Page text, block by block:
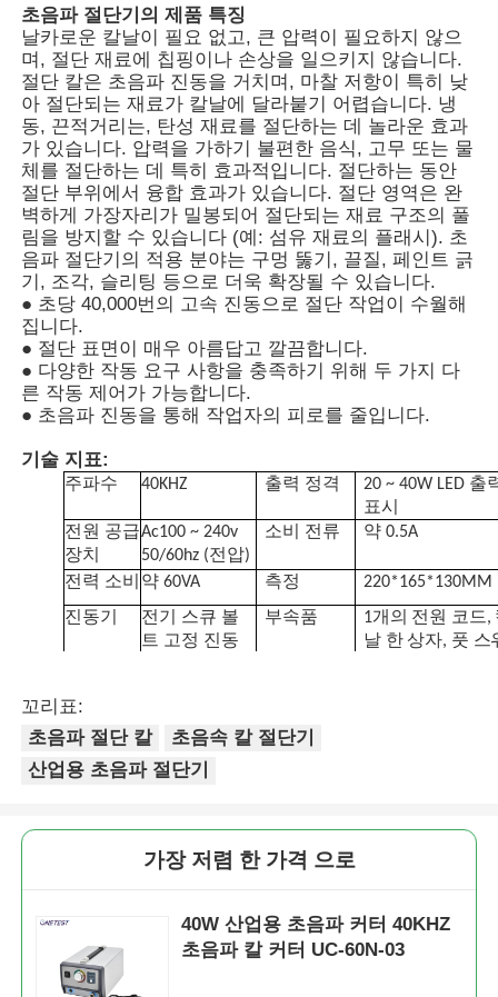
홈
제품 소개
동영상
회사 소개
공장 투어
품질 관리
연락처
사례 보기
견적 요청
초음파 절단기의 제품 특징
날카로운 칼날이 필요 없고, 큰 압력이 필요하지 않으
며, 절단 재료에 칩핑이나 손상을 일으키지 않습니다.
절단 칼은 초음파 진동을 거치며, 마찰 저항이 특히 낮
아 절단되는 재료가 칼날에 달라붙기 어렵습니다. 냉
동, 끈적거리는, 탄성 재료를 절단하는 데 놀라운 효과
가 있습니다. 압력을 가하기 불편한 음식, 고무 또는 물
체를 절단하는 데 특히 효과적입니다. 절단하는 동안
절단 부위에서 융합 효과가 있습니다. 절단 영역은 완
벽하게 가장자리가 밀봉되어 절단되는 재료 구조의 풀
림을 방지할 수 있습니다 (예: 섬유 재료의 플래시). 초
음파 절단기의 적용 분야는 구멍 뚫기, 끌질, 페인트 긁
기, 조각, 슬리팅 등으로 더욱 확장될 수 있습니다.
● 초당 40,000번의 고속 진동으로 절단 작업이 수월해
집니다.
● 절단 표면이 매우 아름답고 깔끔합니다.
● 다양한 작동 요구 사항을 충족하기 위해 두 가지 다
른 작동 제어가 가능합니다.
● 초음파 진동을 통해 작업자의 피로를 줄입니다.
기술 지표:
주파수 40KHZ 출력 정격
20 ~ 40W LED 출
표시
전원 공급
장치
Ac100 ~ 240v
50/60hz (전압)
소비 전류 약 0.5A
전력 소비 약 60VA 측정
220*165*130MM
진동기
전기 스큐 볼
트 고정 진동
부속품
1개의 전원 코드,
날 한 상자, 풋 스
꼬리표:
초음파 절단 칼
초음속 칼 절단기
산업용 초음파 절단기
가장 저렴 한 가격 으로
40W 산업용 초음파 커터 40KHZ
초음파 칼 커터 UC-60N-03